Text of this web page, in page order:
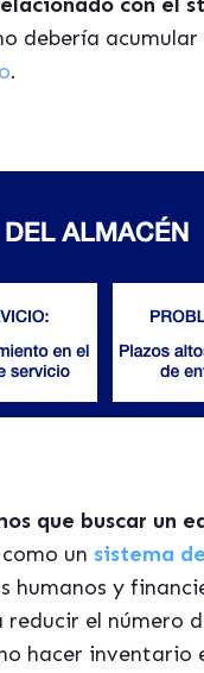
debería
.
que buscar un
un sistema
humanos y
el número
hacer inventario